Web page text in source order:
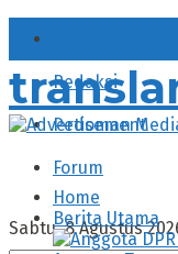
Redaksi
Pedoman
Forum
Sabtu, 8 Agustus
Home
Berita Utama